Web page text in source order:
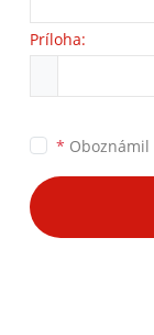
Príloha:
* Oboznámil